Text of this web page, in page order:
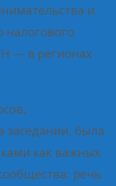
и
налогового
— в регионах
заседании, была
как важных
речь